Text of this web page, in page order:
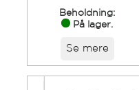
Beholdning:
På lager.
Se mere